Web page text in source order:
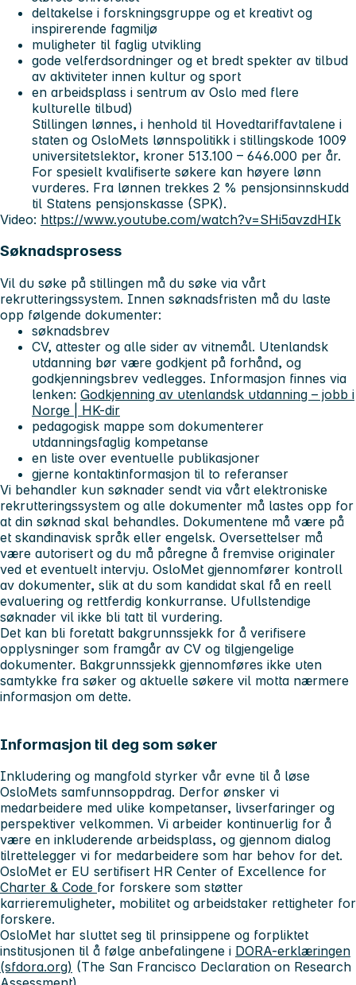
deltakelse i forskningsgruppe og et kreativt og
inspirerende fagmiljø
muligheter til faglig utvikling
gode velferdsordninger og et bredt spekter av tilbud
av aktiviteter innen kultur og sport
en arbeidsplass i sentrum av Oslo med flere
kulturelle tilbud)
Stillingen lønnes, i henhold til Hovedtariffavtalene i
staten og OsloMets lønnspolitikk i stillingskode 1009
universitetslektor, kroner 513.100 – 646.000 per år.
For spesielt kvalifiserte søkere kan høyere lønn
vurderes. Fra lønnen trekkes 2 % pensjonsinnskudd
til Statens pensjonskasse (SPK).
Video: https://www.youtube.com/watch?v=SHi5avzdHIk
Søknadsprosess
Vil du søke på stillingen må du søke via vårt
rekrutteringssystem. Innen søknadsfristen må du laste
opp følgende dokumenter:
søknadsbrev
CV, attester og alle sider av vitnemål. Utenlandsk
utdanning bør være godkjent på forhånd, og
godkjenningsbrev vedlegges. Informasjon finnes via
lenken: Godkjenning av utenlandsk utdanning – jobb i
Norge | HK-dir
pedagogisk mappe som dokumenterer
utdanningsfaglig kompetanse
en liste over eventuelle publikasjoner
gjerne kontaktinformasjon til to referanser
Vi behandler kun søknader sendt via vårt elektroniske
rekrutteringssystem og alle dokumenter må lastes opp for
at din søknad skal behandles. Dokumentene må være på
et skandinavisk språk eller engelsk. Oversettelser må
være autorisert og du må påregne å fremvise originaler
ved et eventuelt intervju. OsloMet gjennomfører kontroll
av dokumenter, slik at du som kandidat skal få en reell
evaluering og rettferdig konkurranse. Ufullstendige
søknader vil ikke bli tatt til vurdering.
Det kan bli foretatt bakgrunnssjekk for å verifisere
opplysninger som framgår av CV og tilgjengelige
dokumenter. Bakgrunnssjekk gjennomføres ikke uten
samtykke fra søker og aktuelle søkere vil motta nærmere
informasjon om dette.
Informasjon til deg som søker
Inkludering og mangfold styrker vår evne til å løse
OsloMets samfunnsoppdrag. Derfor ønsker vi
medarbeidere med ulike kompetanser, livserfaringer og
perspektiver velkommen. Vi arbeider kontinuerlig for å
være en inkluderende arbeidsplass, og gjennom dialog
tilrettelegger vi for medarbeidere som har behov for det.
OsloMet er EU sertifisert HR Center of Excellence for
Charter & Code for forskere som støtter
karrieremuligheter, mobilitet og arbeidstaker rettigheter for
forskere.
OsloMet har sluttet seg til prinsippene og forpliktet
institusjonen til å følge anbefalingene i DORA-erklæringen
(sfdora.org) (The San Francisco Declaration on Research